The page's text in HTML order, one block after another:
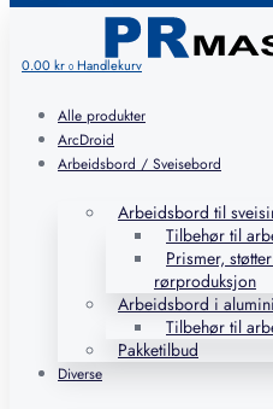
0.00kr 0 Handlekurv
Alle produkter
ArcDroid
Arbeidsbord / Sveisebord
Arbeidsbord til
Tilbehør til
Prismer,
rørproduksjon
Arbeidsbord i
Tilbehør til
Pakketilbud
Diverse